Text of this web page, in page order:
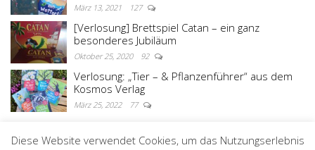
März 13, 2021 127
[Verlosung] Brettspiel Catan – ein ganz
besonderes Jubiläum
Oktober 25, 2020 92
Verlosung: „Tier – & Pflanzenführer“ aus dem
Kosmos Verlag
März 25, 2022 77
Diese Website verwendet Cookies, um das Nutzungserlebnis